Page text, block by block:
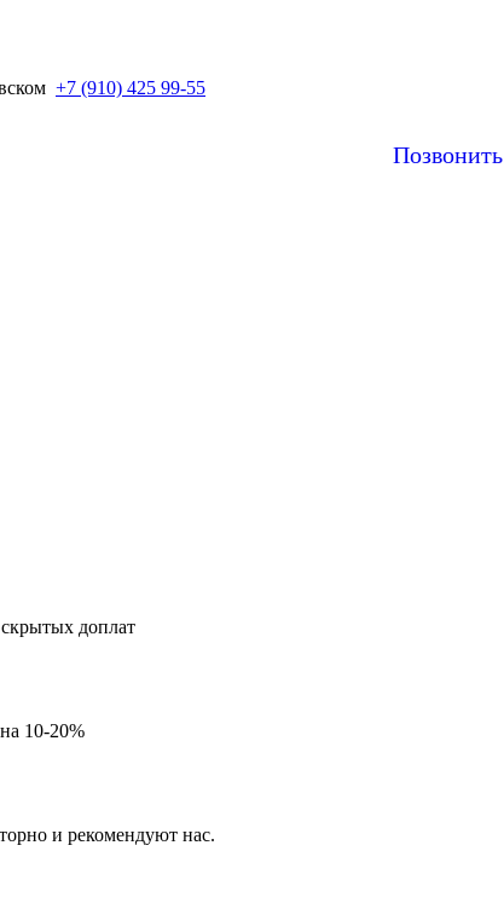
+7 (910) 425 99-55
Позвонить
доплат
10-20%
и рекомендуют нас.